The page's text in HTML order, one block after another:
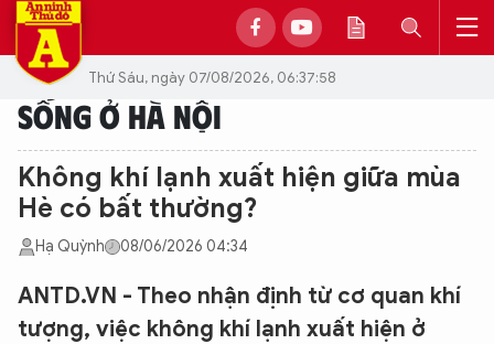
Thứ Sáu, ngày 07/08/2026, 06:37:58
SỐNG Ở HÀ NỘI
Không khí lạnh xuất hiện giữa mùa
Hè có bất thường?
Hạ Quỳnh 08/06/2026 04:34
ANTD.VN - Theo nhận định từ cơ quan khí
tượng, việc không khí lạnh xuất hiện ở